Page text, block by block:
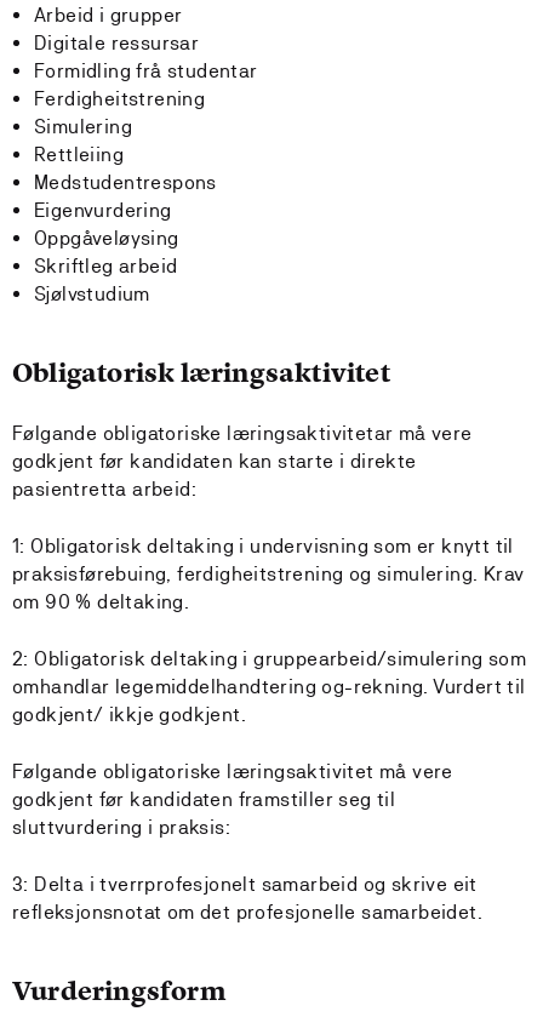
Arbeid i grupper
Digitale ressursar
Formidling frå studentar
Ferdigheitstrening
Simulering
Rettleiing
Medstudentrespons
Eigenvurdering
Oppgåveløysing
Skriftleg arbeid
Sjølvstudium
Obligatorisk læringsaktivitet
Følgande obligatoriske læringsaktivitetar må vere
godkjent før kandidaten kan starte i direkte
pasientretta arbeid:
1: Obligatorisk deltaking i undervisning som er knytt til
praksisførebuing, ferdigheitstrening og simulering. Krav
om 90 % deltaking.
2: Obligatorisk deltaking i gruppearbeid/simulering som
omhandlar legemiddelhandtering og-rekning. Vurdert til
godkjent/ ikkje godkjent.
Følgande obligatoriske læringsaktivitet må vere
godkjent før kandidaten framstiller seg til
sluttvurdering i praksis:
3: Delta i tverrprofesjonelt samarbeid og skrive eit
refleksjonsnotat om det profesjonelle samarbeidet.
Vurderingsform